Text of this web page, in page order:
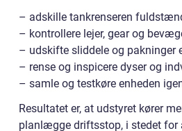
– adskille tankrenseren
– kontrollere lejer, gear og
– udskifte sliddele og pakninger
– rense og inspicere dyser og
– samle og testkøre enheden
Resultatet er, at udstyret kører
planlægge driftsstop, i stedet for